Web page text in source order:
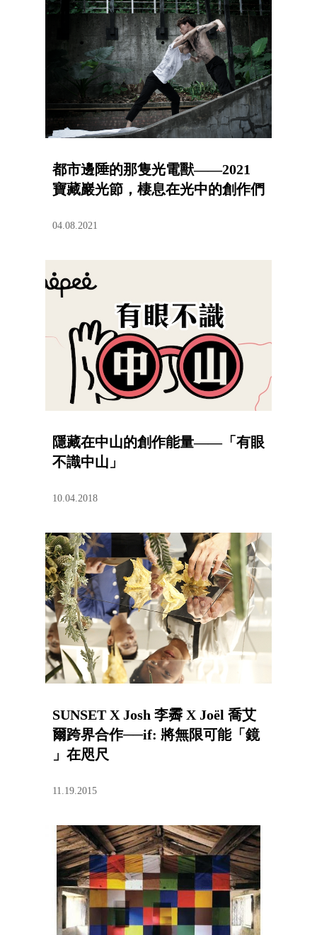
都市邊陲的那隻光電獸——2021
寶藏巖光節，棲息在光中的創作們
04.08.2021
隱藏在中山的創作能量——「有眼
不識中山」
10.04.2018
SUNSET X Josh 李霽 X Joël 喬艾
爾跨界合作──if: 將無限可能「鏡
」在咫尺
11.19.2015